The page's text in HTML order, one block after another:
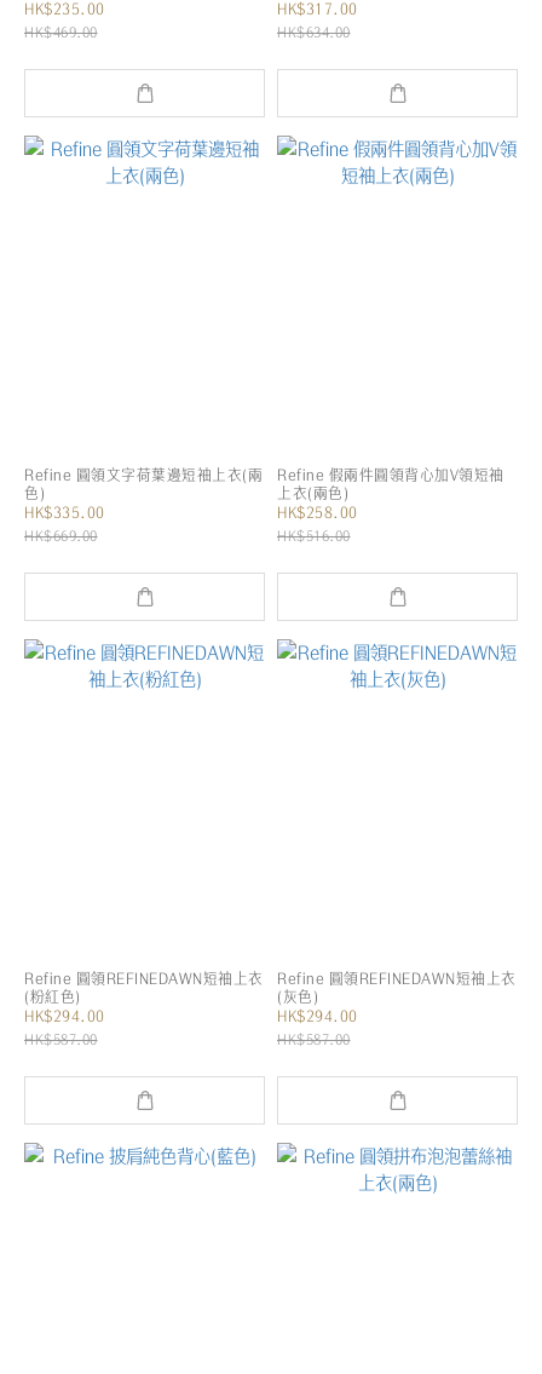
HK$235.00
HK$469.00
HK$317.00
HK$634.00
Refine 圓領文字荷葉邊短袖上衣(兩
色)
HK$335.00
HK$669.00
Refine 假兩件圓領背心加V領短袖
上衣(兩色)
HK$258.00
HK$516.00
Refine 圓領REFINEDAWN短袖上衣
(粉紅色)
HK$294.00
HK$587.00
Refine 圓領REFINEDAWN短袖上衣
(灰色)
HK$294.00
HK$587.00